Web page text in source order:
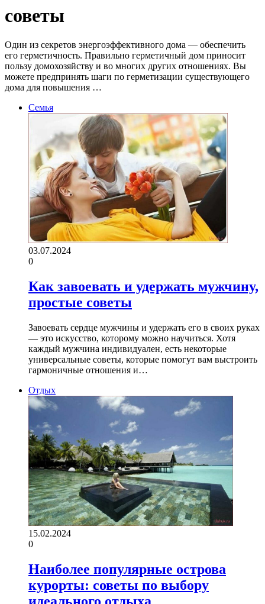
советы
Один из секретов энергоэффективного дома — обеспечить
его герметичность. Правильно герметичный дом приносит
пользу домохозяйству и во многих других отношениях. Вы
можете предпринять шаги по герметизации существующего
дома для повышения …
Семья
03.07.2024
0
Как завоевать и удержать мужчину,
простые советы
Завоевать сердце мужчины и удержать его в своих руках
— это искусство, которому можно научиться. Хотя
каждый мужчина индивидуален, есть некоторые
универсальные советы, которые помогут вам выстроить
гармоничные отношения и…
Отдых
15.02.2024
0
Наиболее популярные острова
курорты: советы по выбору
идеального отдыха